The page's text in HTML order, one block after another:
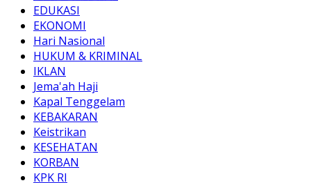
EDUKASI
EKONOMI
Hari Nasional
HUKUM & KRIMINAL
IKLAN
Jema'ah Haji
Kapal Tenggelam
KEBAKARAN
Keistrikan
KESEHATAN
KORBAN
KPK RI